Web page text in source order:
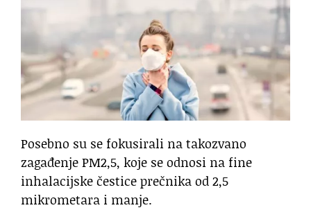
Posebno su se fokusirali na takozvano
zagađenje PM2,5, koje se odnosi na fine
inhalacijske čestice prečnika od 2,5
mikrometara i manje.